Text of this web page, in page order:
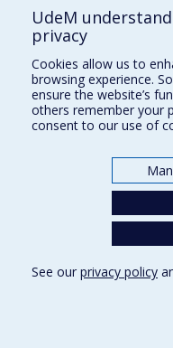
Comment soutenir le
BESOIN D'AIDE?
Plan du site
Signaler une erreur
Accessibilité
Nos départements et écoles
UdeM
privacy
Cookies allow us to
browsing experience.
ensure the website’s
others remember your
consent to our use of
See our privacy policy